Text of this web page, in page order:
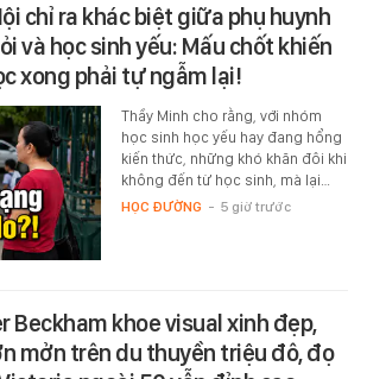
chỉ ra khác biệt giữa phụ huynh
và học sinh yếu: Mấu chốt khiến
xong phải tự ngẫm lại!
Thầy Minh cho rằng, với nhóm
học sinh học yếu hay đang hổng
kiến thức, những khó khăn đôi khi
không đến từ học sinh, mà lại…
HỌC ĐƯỜNG - 5 giờ trước
Beckham khoe visual xinh đẹp,
mởn trên du thuyền triệu đô, đọ